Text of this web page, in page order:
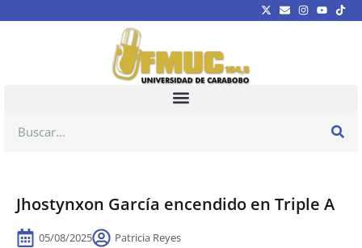
Jhostynxon García encendido en Triple A
05/08/2025 Patricia Reyes